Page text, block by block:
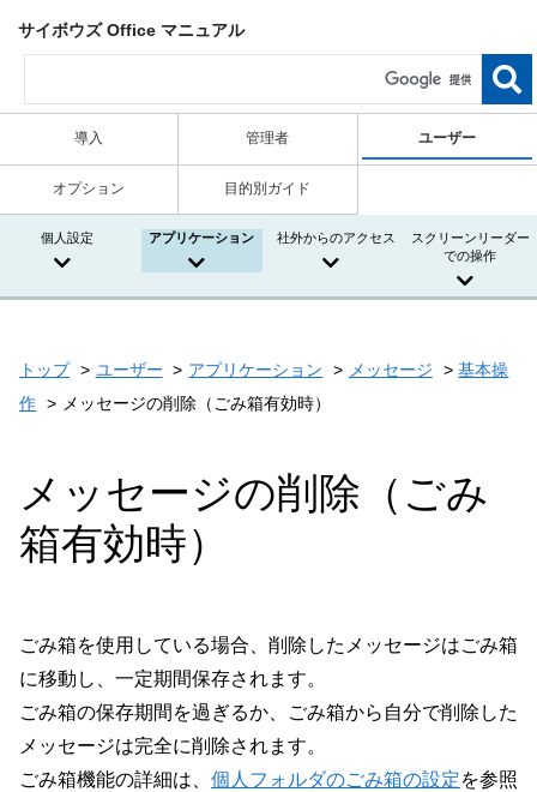
サイボウズ Office マニュアル
導入 管理者 ユーザー
オプション 目的別ガイド
個人設定 アプリケーション 社外からのアクセス
スクリーンリーダー
での操作
トップ ユーザー アプリケーション メッセージ
基本操
作
メッセージの削除（ごみ箱有効時）
メッセージの削除（ごみ
箱有効時）
ごみ箱を使用している場合、削除したメッセージはごみ箱
に移動し、一定期間保存されます。
ごみ箱の保存期間を過ぎるか、ごみ箱から自分で削除した
メッセージは完全に削除されます。
ごみ箱機能の詳細は、 個人フォルダのごみ箱の設定を参照